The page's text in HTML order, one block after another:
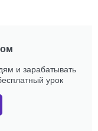
и зарабатывать
урок